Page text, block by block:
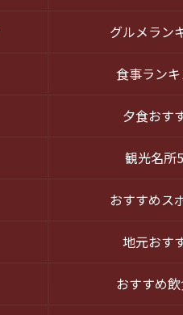
グルメラン
食事ラン
夕食おす
観光名所
おすすめス
地元おす
おすすめ